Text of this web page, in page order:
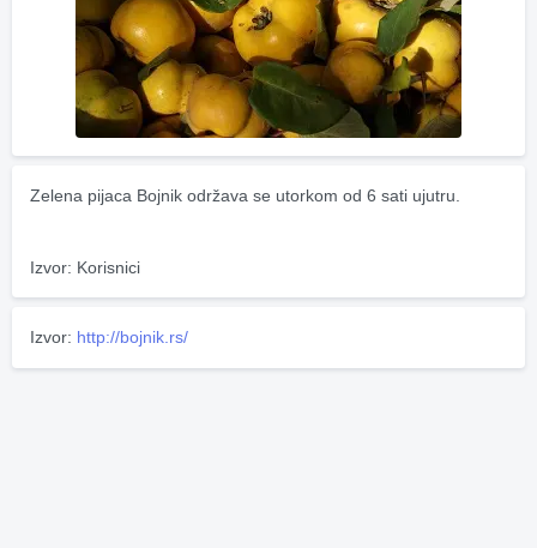
Zelena pijaca Bojnik održava se utorkom od 6 sati ujutru.
Izvor: Korisnici
Izvor: http://bojnik.rs/